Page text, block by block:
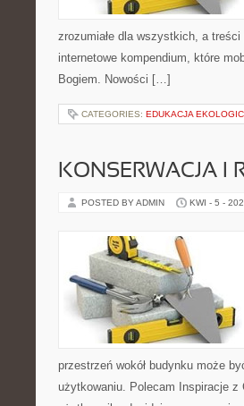
zrozumiałe dla wszystkich, a
internetowe kompendium, które
Bogiem. Nowości […]
CATEGORIES: EDUKACJA
KONSERWACJA I
POSTED BY ADMIN KWI - 5 -
przestrzeń wokół budynku może
użytkowaniu. Polecam Inspiracje z